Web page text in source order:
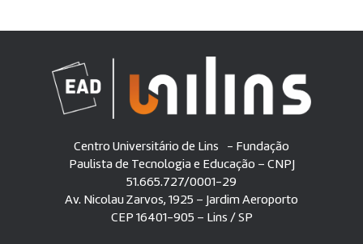
Centro Universitário de Lins - Fundação
Paulista de Tecnologia e Educação – CNPJ
51.665.727/0001-29
Av. Nicolau Zarvos, 1925 – Jardim Aeroporto
CEP 16401-905 – Lins / SP